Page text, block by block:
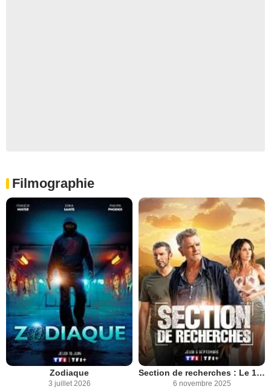
Filmographie
Zodiaque
3 juillet 2026
Section de recherches : Le 12ème passager
6 novembre 2025